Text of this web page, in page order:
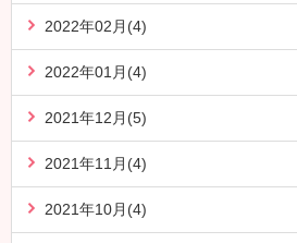
2022年02月(4)
2022年01月(4)
2021年12月(5)
2021年11月(4)
2021年10月(4)